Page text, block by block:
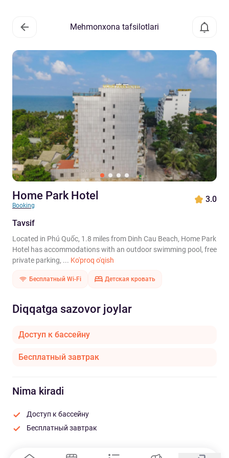
Mehmonxona tafsilotlari
Home Park Hotel
Booking
3.0
Tavsif
Located in Phú Quốc, 1.8 miles from Dinh Cau Beach, Home Park
Hotel has accommodations with an outdoor swimming pool, free
private parking, ... Ko'proq o'qish
Бесплатный Wi-Fi Детская кровать
Diqqatga sazovor joylar
Доступ к бассейну
Бесплатный завтрак
Nima kiradi
Доступ к бассейну
Бесплатный завтрак